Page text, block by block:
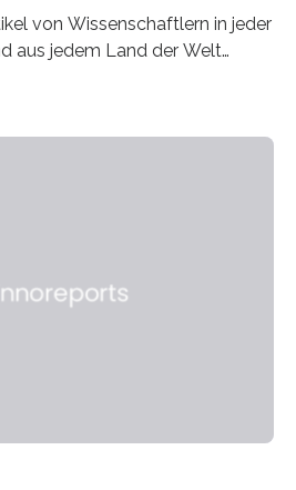
von Wissenschaftlern in jeder
aus jedem Land der Welt
in Biomedicine ist in